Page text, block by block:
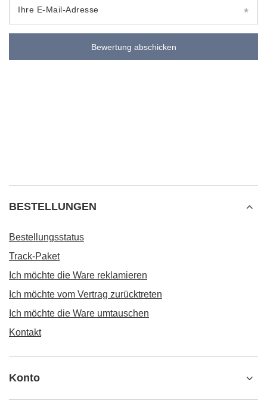
Ihre E-Mail-Adresse
Bewertung abschicken
BESTELLUNGEN
Bestellungsstatus
Track-Paket
Ich möchte die Ware reklamieren
Ich möchte vom Vertrag zurücktreten
Ich möchte die Ware umtauschen
Kontakt
Konto